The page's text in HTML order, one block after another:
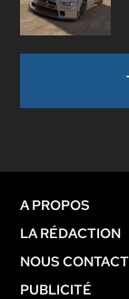
A PROPOS
LA RÉDACTION
NOUS
PUBLICITÉ